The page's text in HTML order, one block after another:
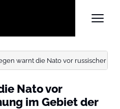
warnt die Nato vor russischer
Nato vor
im Gebiet der